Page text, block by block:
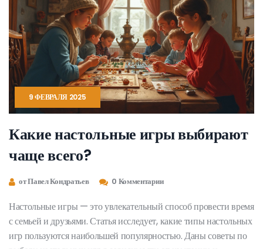
9 ФЕВРАЛЯ 2025
Какие настольные игры выбирают
чаще всего?
от Павел Кондратьев 0 Комментарии
Настольные игры — это увлекательный способ провести время
с семьей и друзьями. Статья исследует, какие типы настольных
игр пользуются наибольшей популярностью. Даны советы по